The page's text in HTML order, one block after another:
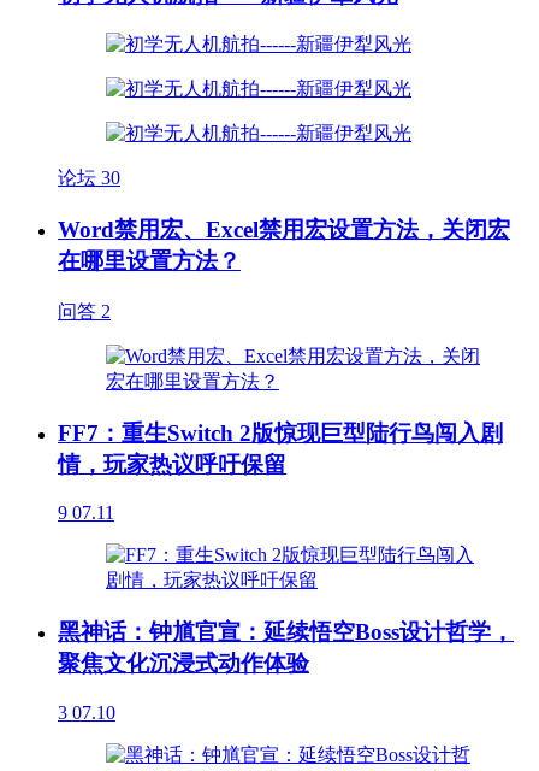
论坛 30
Word禁用宏、Excel禁用宏设置方法，关闭宏
在哪里设置方法？
问答 2
FF7：重生Switch 2版惊现巨型陆行鸟闯入剧
情，玩家热议呼吁保留
9 07.11
黑神话：钟馗官宣：延续悟空Boss设计哲学，
聚焦文化沉浸式动作体验
3 07.10